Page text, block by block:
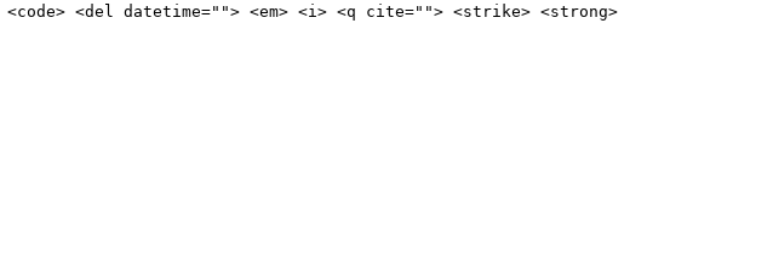
<del datetime=""> <em> <i> <q cite=""> <strike> <strong>